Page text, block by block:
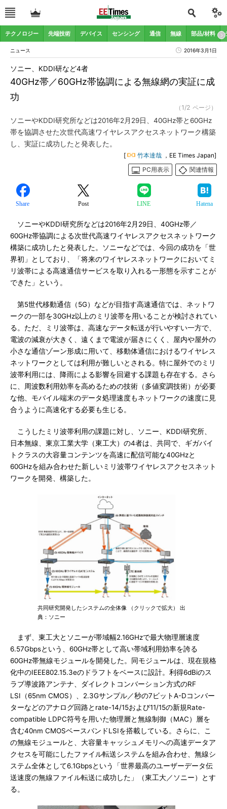
テクノロジー 先端技術 デバイス センシング 通信 無線 部品/材料
ニュース 2016年3月1日
40GHz帯／60GHz帯協調による無線網の実証に成
功
ソニー、KDDI研など4者
（1/2 ページ）
ソニーやKDDI研究所などは2016年2月29日、40GHz帯と60GHz
帯を協調させた次世代高速ワイヤレスアクセスネットワーク構築
し、実証に成功したと発表した。
[ 竹本達哉 ，EE Times Japan]
PC用表示
関連情報
Share Post LINE Hatena
ソニーやKDDI研究所などは2016年2月29日、40GHz帯／
60GHz帯協調による次世代高速ワイヤレスアクセスネットワーク
構築に成功したと発表した。ソニーなどでは、今回の成功を「世
界初」としており、「将来のワイヤレスネットワークにおいてミ
リ波帯による高速通信サービスを取り入れる一形態を示すことが
できた」という。
第5世代移動通信（5G）などが目指す高速通信では、ネットワ
ークの一部を30GHz以上のミリ波帯を用いることが検討されてい
る。ただ、ミリ波帯は、高速なデータ転送が行いやすい一方で、
電波の減衰が大きく、遠くまで電波が届きにくく、屋内や屋外の
小さな通信ゾーン形成に用いて、移動体通信におけるワイヤレス
ネットワークとしては利用が難しいとされる。特に屋外でのミリ
波帯利用には、降雨による影響を回避する課題も存在する。さら
に、周波数利用効率を高めるための技術（多値変調技術）が必要
な他、モバイル端末のデータ処理速度もネットワークの速度に見
合うように高速化する必要も生じる。
こうしたミリ波帯利用の課題に対し、ソニー、KDDI研究所、
日本無線、東京工業大学（東工大）の4者は、共同で、ギガバイ
トクラスの大容量コンテンツを高速に配信可能な40GHzと
60GHzを組み合わせた新しいミリ波帯ワイヤレスアクセスネット
ワークを開発、構築した。
共同研究開発したシステムの全体像 （クリックで拡大） 出
典：ソニー
まず、東工大とソニーが帯域幅2.16GHzで最大物理層速度
6.57Gbpsという、60GHz帯として高い帯域利用効率を誇る
60GHz帯無線モジュールを開発した。同モジュールは、現在規格
化中のIEEE802.15.3eのドラフトをベースに設計。利得6dBiのス
ラブ導波路アンテナ、ダイレクトコンバーション方式のRF
LSI（65nm CMOS）、2.3Gサンプル／秒の7ビットA-Dコンバー
ターなどのアナログ回路とrate-14/15および11/15の新規Rate-
compatible LDPC符号を用いた物理層と無線制御（MAC）層を
含む40nm CMOSベースバンドLSIを搭載している。さらに、こ
の無線モジュールと、大容量キャッシュメモリへの高速データア
クセスを可能にしたファイル転送システムを組み合わせ、無線シ
ステム全体として6.1Gbpsという「世界最高のユーザーデータ伝
送速度の無線ファイル転送に成功した」（東工大／ソニー）とす
る。